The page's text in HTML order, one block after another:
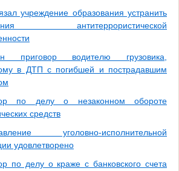
учреждение образования устранить
антитеррористической
приговор водителю грузовика,
в ДТП с погибшей и пострадавшим
по делу о незаконном обороте
средств
уголовно-исполнительной
удовлетворено
по делу о краже с банковского счета